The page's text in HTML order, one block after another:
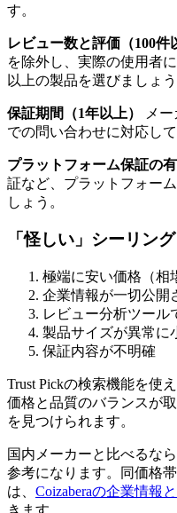
す。
レビュー数と評価（100件
を除外し、実際の使用者
以上の製品を選びましょう
保証期間（1年以上）
メ
での問い合わせに対応し
プラットフォーム保証の
証など、プラットフォー
しょう。
「怪しい」シーリン
極端に安い価格（相
企業情報が一切公開
レビュー分析ツール
製品サイズが異常に
保証内容が不明確
Trust Pickの検索機能を使
価格と品質のバランスが
を見つけられます。
国内メーカーと比べるなら
参考になります。同価格
は、 Coizaberaの企業情報